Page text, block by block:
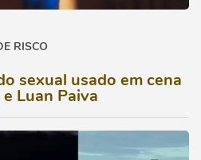
RISCO
sexual usado em cena
Luan Paiva